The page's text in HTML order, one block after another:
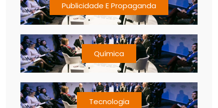
Publicidade E Propaganda
Química
Tecnologia